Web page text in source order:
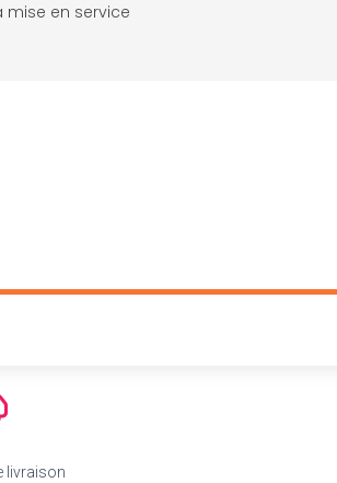
mise en service
livraison